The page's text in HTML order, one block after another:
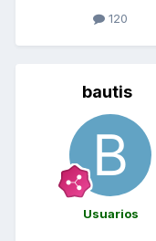
120
bautis
Usuarios